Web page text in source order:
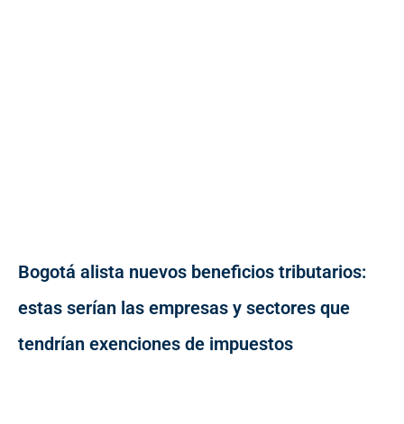
Bogotá alista nuevos beneficios tributarios:
estas serían las empresas y sectores que
tendrían exenciones de impuestos